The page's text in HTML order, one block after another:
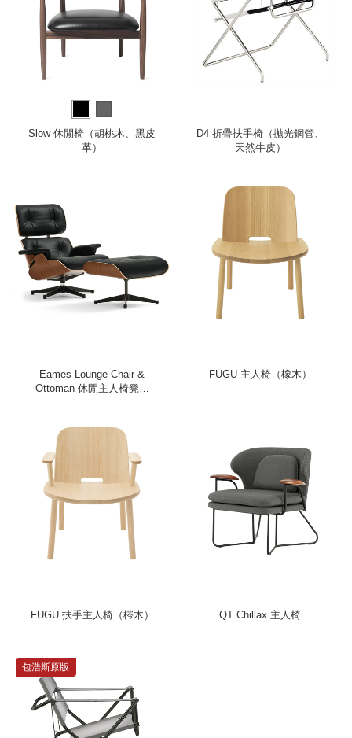
Slow 休閒椅（胡桃木、黑皮
革）
D4 折疊扶手椅（拋光鋼管、
天然牛皮）
Eames Lounge Chair &
Ottoman 休閒主人椅凳組
FUGU 主人椅（橡木）
FUGU 扶手主人椅（梣木） QT Chillax 主人椅
包浩斯原版